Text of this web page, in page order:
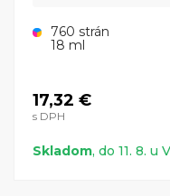
760 strán
18 ml
17,32 €
s DPH
Skladom, do 11. 8. u